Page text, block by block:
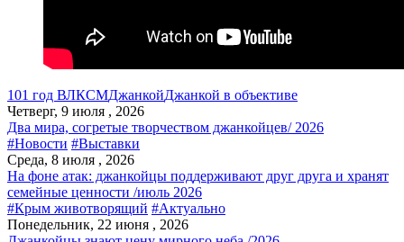
101 год ВЛКСМДжанкойДжанкой в объективе
Четверг, 9 июля , 2026
Два мира, согретые творчеством джанкойцев/ 2026
#Новости #Выставки
Среда, 8 июля , 2026
На фоне атак: джанкойцы поддерживают друг друга и хранят
семейные ценности /июль 2026
#Крым животворящий #Актуально
Понедельник, 22 июня , 2026